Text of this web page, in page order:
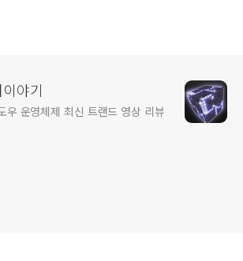
야기
우 운영체제 최신 트랜드 영상 리뷰